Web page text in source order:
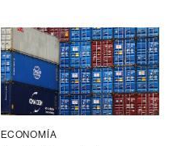
ECONOMÍA